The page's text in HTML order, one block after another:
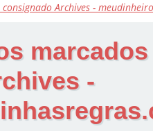
Archives -
-